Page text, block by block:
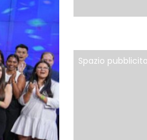
Spazio